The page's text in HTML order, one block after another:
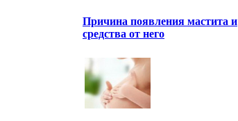
Причина появления мастита и
средства от него